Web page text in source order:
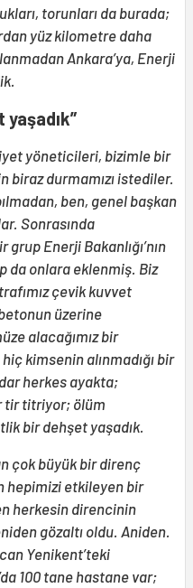
torunları da burada;
yüz kilometre daha
Ankara’ya, Enerji
yöneticileri, bizimle bir
durmamızı istediler.
ben, genel başkan
Sonrasında
Enerji Bakanlığı’nın
da onlara eklenmiş. Biz
çevik kuvvet
üzerine
alacağımız bir
kimsenin alınmadığı bir
herkes ayakta;
tir titriyor; ölüm
bir dehşet yaşadık.
çok büyük bir direnç
hepimizi etkileyen bir
herkesin direncinin
gözaltı oldu. Aniden.
Yenikent’teki
100 tane hastane var;